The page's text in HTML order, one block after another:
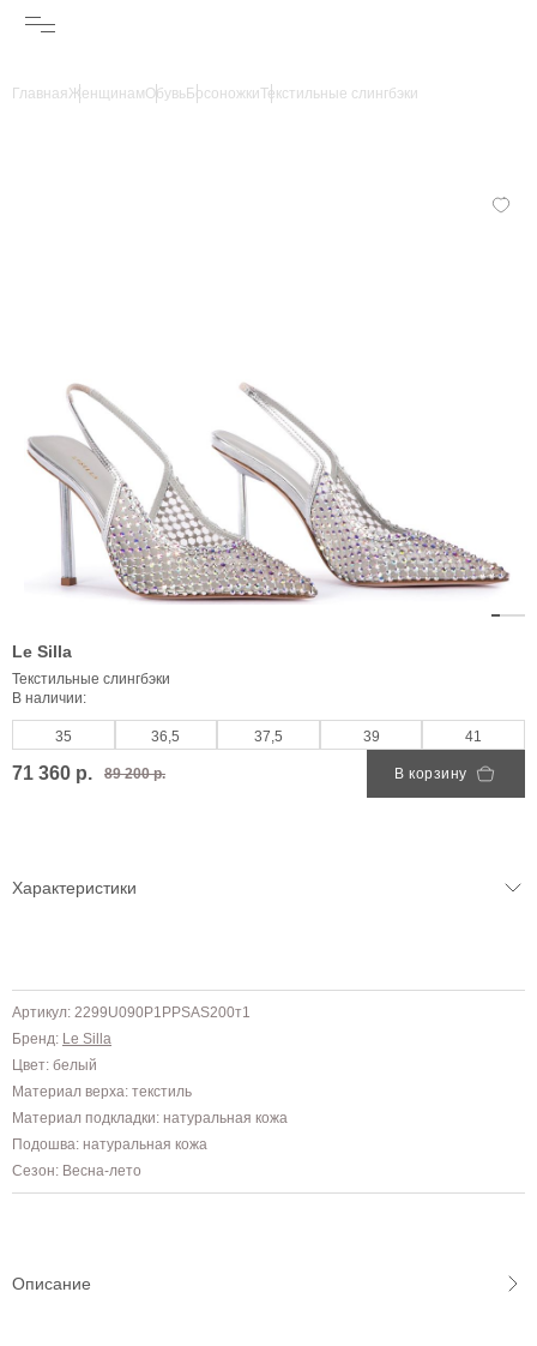
ГлавнаяЖенщинамОбувьБосоножкиТекстильные слингбэки
Le Silla
Текстильные слингбэки
В наличии:
35 36,5 37,5 39 41
71 360 р. 89 200 р. В корзину
Характеристики
Артикул: 2299U090P1PPSAS200т1
Бренд: Le Silla
Цвет: белый
Материал верха: текстиль
Материал подкладки: натуральная кожа
Подошва: натуральная кожа
Сезон: Весна-лето
Описание